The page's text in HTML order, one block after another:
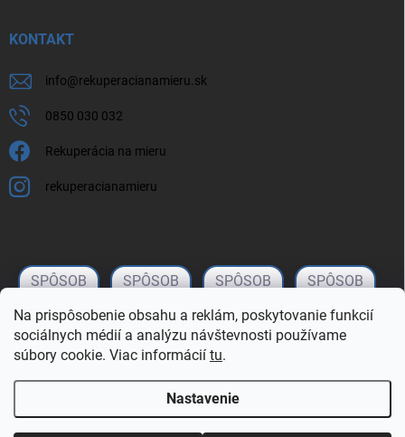
Na prispôsobenie obsahu a reklám, poskytovanie funkcií
sociálnych médií a analýzu návštevnosti používame
súbory cookie. Viac informácií tu.
Nastavenie
KONTAKT
info@rekuperacianamieru.sk
0850 030 032
Rekuperácia na mieru
rekuperacianamieru